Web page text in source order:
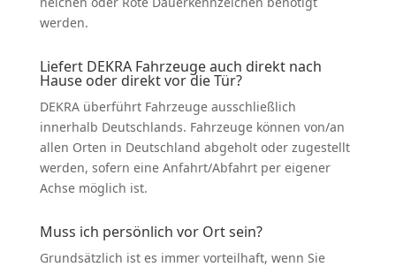
werden.
Liefert DEKRA Fahrzeuge auch direkt nach
Hause oder direkt vor die Tür?
DEKRA überführt Fahrzeuge ausschließlich
innerhalb Deutsch­lands. Fahrzeuge können von/an
allen Orten in Deutschland abgeholt oder zugestellt
werden, sofern eine Anfahrt/Abfahrt per eigener
Achse möglich ist.
Muss ich persönlich vor Ort sein?
Grund­sätzlich ist es immer vorteilhaft, wenn Sie